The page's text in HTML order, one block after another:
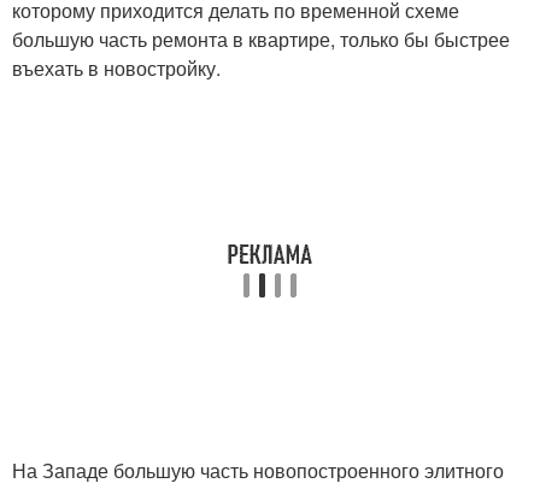
которому приходится делать по временной схеме
большую часть ремонта в квартире, только бы быстрее
въехать в новостройку.
На Западе большую часть новопостроенного элитного